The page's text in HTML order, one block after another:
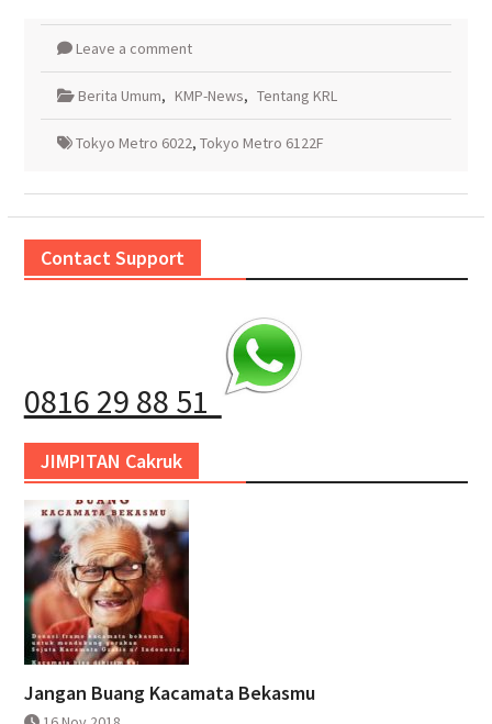
Leave a comment
Berita Umum, KMP-News, Tentang KRL
Tokyo Metro 6022, Tokyo Metro 6122F
Contact Support
0816 29 88 51
JIMPITAN Cakruk
Jangan Buang Kacamata Bekasmu